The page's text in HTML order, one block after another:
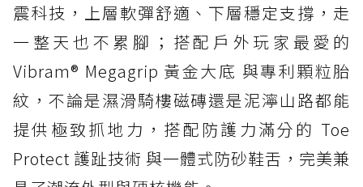
震科技，上層軟彈舒適、下層穩定支撐，走
一整天也不累腳；搭配戶外玩家最愛的
Vibram® Megagrip 黃金大底 與專利顆粒胎
紋，不論是濕滑騎樓磁磚還是泥濘山路都能
提供極致抓地力，搭配防護力滿分的 Toe
Protect 護趾技術 與一體式防砂鞋舌，完美兼